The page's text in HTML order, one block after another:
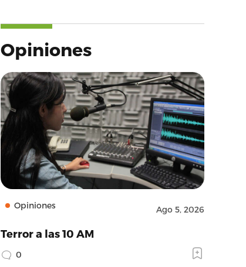
Opiniones
Opiniones Ago 5, 2026
Terror a las 10 AM
0